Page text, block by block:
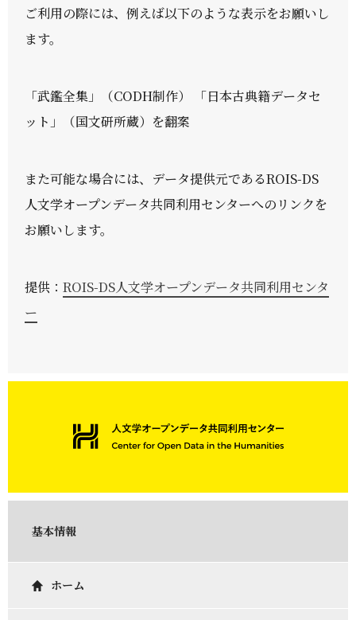
ご利用の際には、例えば以下のような表示をお願いし
ます。
「武鑑全集」（CODH制作） 「日本古典籍データセ
ット」（国文研所蔵）を翻案
また可能な場合には、データ提供元であるROIS-DS
人文学オープンデータ共同利用センターへのリンクを
お願いします。
提供：ROIS-DS人文学オープンデータ共同利用センタ
ー
基本情報
ホーム